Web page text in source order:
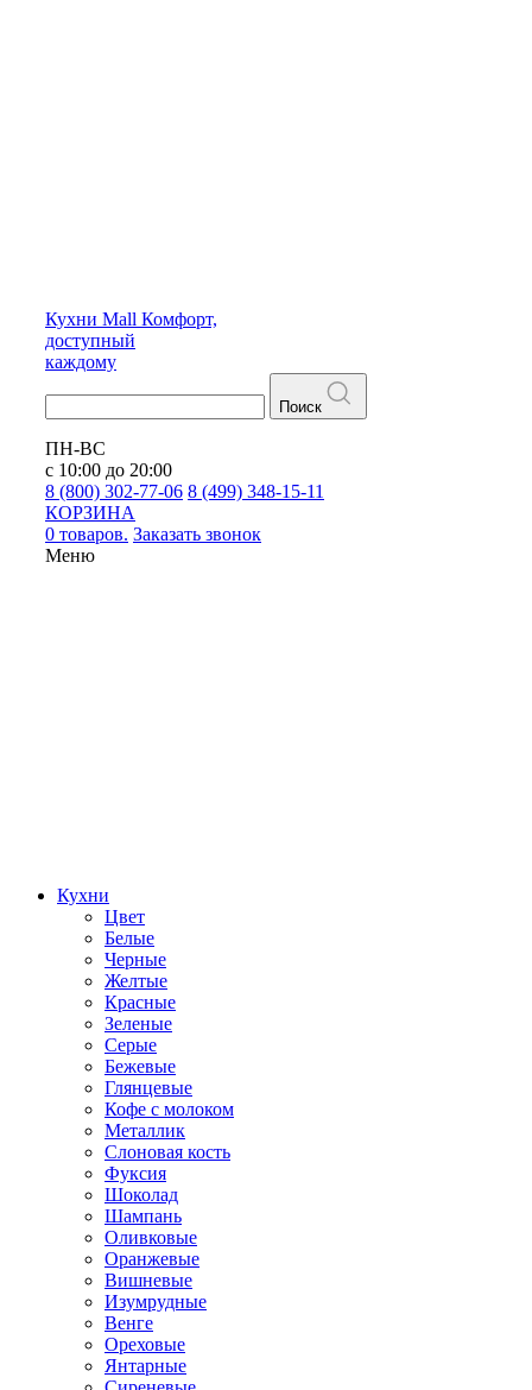
Кухни Mall Комфорт,
доступный
каждому
Поиск
ПН-ВС
с 10:00 до 20:00
8 (800) 302-77-06 8 (499) 348-15-11
КОРЗИНА
0 товаров. Заказать звонок
Меню
Кухни
Цвет
Белые
Черные
Желтые
Красные
Зеленые
Серые
Бежевые
Глянцевые
Кофе с молоком
Металлик
Слоновая кость
Фуксия
Шоколад
Шампань
Оливковые
Оранжевые
Вишневые
Изумрудные
Венге
Ореховые
Янтарные